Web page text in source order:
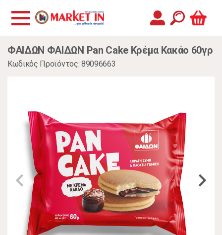
ΦΑΙΔΩΝ ΦΑΙΔΩΝ Pan Cake Κρέμα Κακάο 60γρ
Κωδικός Προϊόντος: 89096663